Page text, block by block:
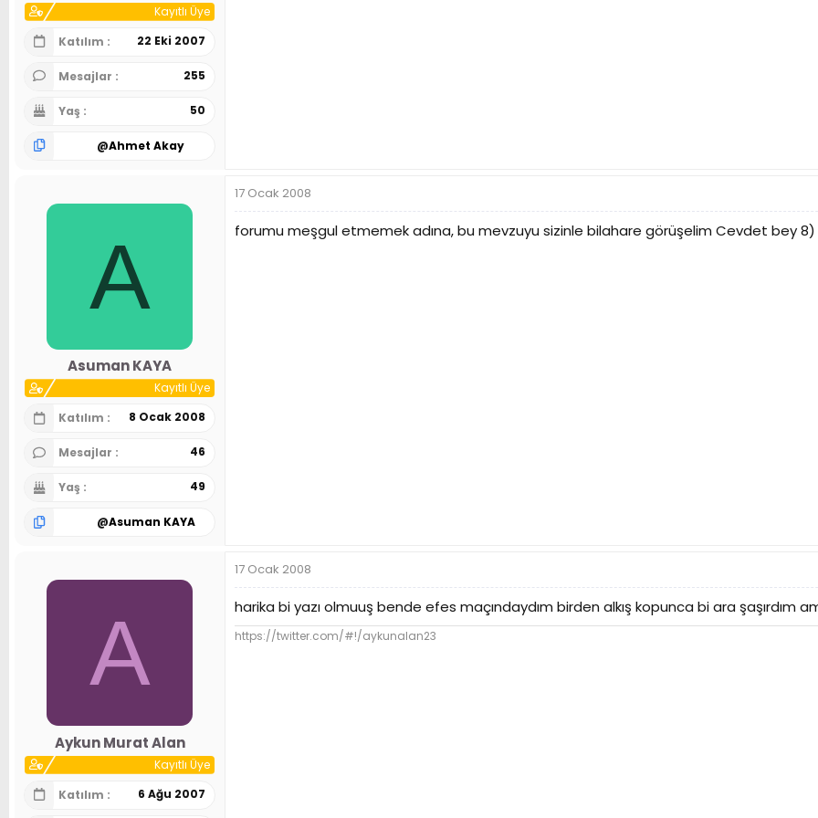
Kayıtlı Üye
Katılım
22 Eki 2007
Mesajlar 255
Yaş 50
@Ahmet Akay
A
Asuman KAYA
Kayıtlı Üye
Katılım
8 Ocak 2008
Mesajlar 46
Yaş 49
@Asuman KAYA
17 Ocak 2008
forumu meşgul etmemek adına, bu mevzuyu sizinle bilahare görüşelim Cevdet bey 8)
A
Aykun Murat Alan
Kayıtlı Üye
Katılım
6 Ağu 2007
17 Ocak 2008
harika bi yazı olmuuş bende efes maçındaydım birden alkış kopunca bi ara şaşırdım
https://twitter.com/#!/aykunalan23